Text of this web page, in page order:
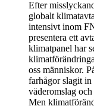
Efter
globalt
intensivt inom
presentera ett
klimatpanel har
oss människor.
farhågor slagit
väderomslag
Men